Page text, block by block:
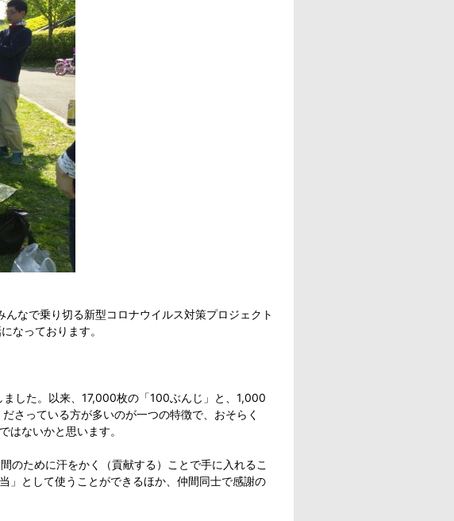
んなで乗り切る新型コロナウイルス対策プロジェクト
なっております。
した。以来、17,000枚の「100ぶんじ」と、1,000
さっている方が多いのが一つの特徴で、おそらく
ないかと思います。
のために汗をかく（貢献する）ことで手に入れるこ
」として使うことができるほか、仲間同士で感謝の